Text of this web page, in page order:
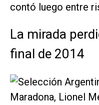
contó luego entre
La mirada
final de 2014